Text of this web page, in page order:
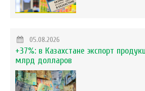
05.08.2026
+37%: в Казахстане экспорт
млрд долларов